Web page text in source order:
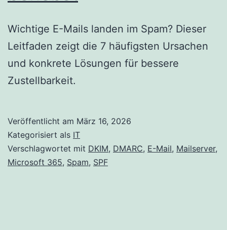
Wichtige E-Mails landen im Spam? Dieser
Leitfaden zeigt die 7 häufigsten Ursachen
und konkrete Lösungen für bessere
Zustellbarkeit.
Veröffentlicht am März 16, 2026
Kategorisiert als IT
Verschlagwortet mit DKIM, DMARC, E-Mail, Mailserver,
Microsoft 365, Spam, SPF